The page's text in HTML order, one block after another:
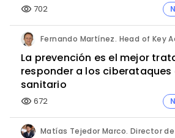
visibility 702
La prevención es el mejor
responder a los ciberataques
sanitario
visibility 672